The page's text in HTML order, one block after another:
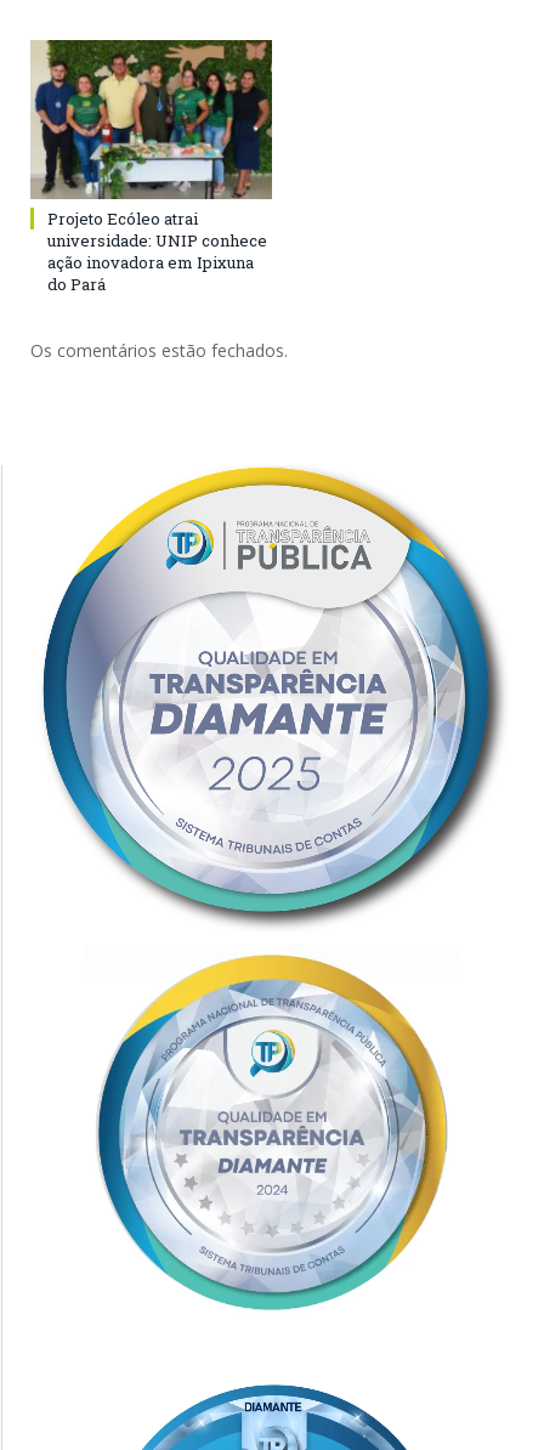
Projeto Ecóleo atrai
universidade: UNIP conhece
ação inovadora em Ipixuna
do Pará
Os comentários estão fechados.